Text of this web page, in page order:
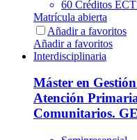
60 Créditos
Matrícula abierta
Añadir a favoritos
Añadir a favoritos
Interdisciplinaria
Máster en
Atención
Comunitarios.